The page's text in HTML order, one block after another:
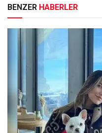
BENZER HABERLER